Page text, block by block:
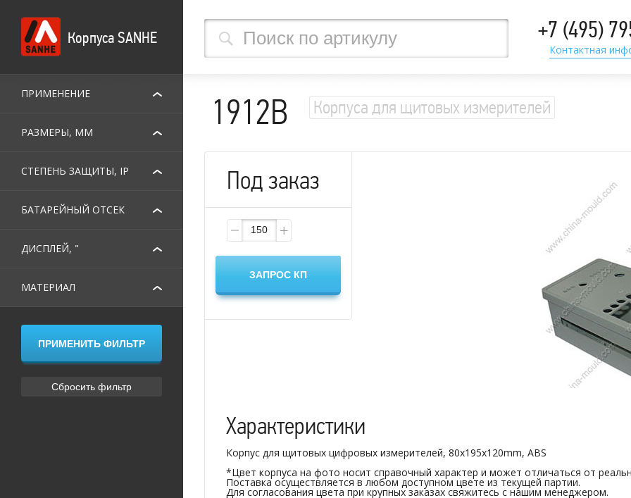
+7 (495)
Контактная
Корпуса SANHE
ПРИМЕНЕНИЕ
РАЗМЕРЫ, ММ
СТЕПЕНЬ ЗАЩИТЫ, IP
БАТАРЕЙНЫЙ ОТСЕК
ДИСПЛЕЙ, "
МАТЕРИАЛ
1912B Корпуса для щитовых измерителей
Под заказ
Характеристики
Корпус для щитовых цифровых измерителей, 80x195x120mm, ABS
*Цвет корпуса на фото носит справочный характер и может отличаться от
Поставка осуществляется в любом доступном цвете из текущей партии.
Для согласования цвета при крупных заказах свяжитесь с нашим менеджером.